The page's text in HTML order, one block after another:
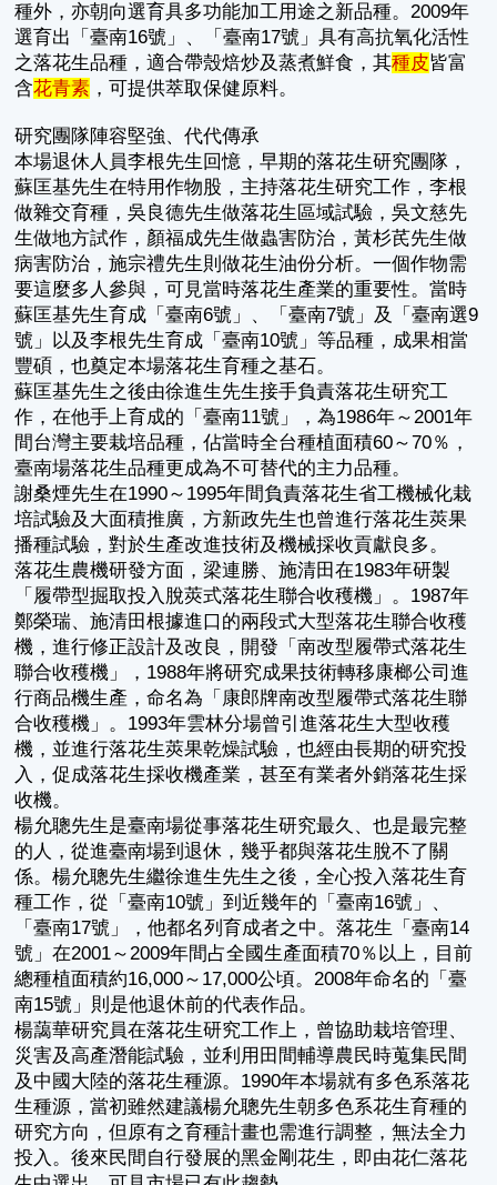
種外，亦朝向選育具多功能加工用途之新品種。2009年
選育出「臺南16號」、「臺南17號」具有高抗氧化活性
之落花生品種，適合帶殼焙炒及蒸煮鮮食，其種皮皆富
含花青素 ，可提供萃取保健原料。
研究團隊陣容堅強、代代傳承
本場退休人員李根先生回憶，早期的落花生研究團隊，
蘇匡基先生在特用作物股，主持落花生研究工作，李根
做雜交育種，吳良德先生做落花生區域試驗，吳文慈先
生做地方試作，顏福成先生做蟲害防治，黃杉芪先生做
病害防治，施宗禮先生則做花生油份分析。一個作物需
要這麼多人參與，可見當時落花生產業的重要性。當時
蘇匡基先生育成「臺南6號」、「臺南7號」及「臺南選9
號」以及李根先生育成「臺南10號」等品種，成果相當
豐碩，也奠定本場落花生育種之基石。
蘇匡基先生之後由徐進生先生接手負責落花生研究工
作，在他手上育成的「臺南11號」，為1986年～2001年
間台灣主要栽培品種，佔當時全台種植面積60～70％，
臺南場落花生品種更成為不可替代的主力品種。
謝桑煙先生在1990～1995年間負責落花生省工機械化栽
培試驗及大面積推廣，方新政先生也曾進行落花生莢果
播種試驗，對於生產改進技術及機械採收貢獻良多。
落花生農機研發方面，梁連勝、施清田在1983年研製
「履帶型掘取投入脫莢式落花生聯合收穫機」。1987年
鄭榮瑞、施清田根據進口的兩段式大型落花生聯合收穫
機，進行修正設計及改良，開發「南改型履帶式落花生
聯合收穫機」，1988年將研究成果技術轉移康榔公司進
行商品機生產，命名為「康郎牌南改型履帶式落花生聯
合收穫機」。1993年雲林分場曾引進落花生大型收穫
機，並進行落花生莢果乾燥試驗，也經由長期的研究投
入，促成落花生採收機產業，甚至有業者外銷落花生採
收機。
楊允聰先生是臺南場從事落花生研究最久、也是最完整
的人，從進臺南場到退休，幾乎都與落花生脫不了關
係。楊允聰先生繼徐進生先生之後，全心投入落花生育
種工作，從「臺南10號」到近幾年的「臺南16號」、
「臺南17號」，他都名列育成者之中。落花生「臺南14
號」在2001～2009年間占全國生產面積70％以上，目前
總種植面積約16,000～17,000公頃。2008年命名的「臺
南15號」則是他退休前的代表作品。
楊藹華研究員在落花生研究工作上，曾協助栽培管理、
災害及高產潛能試驗，並利用田間輔導農民時蒐集民間
及中國大陸的落花生種源。1990年本場就有多色系落花
生種源，當初雖然建議楊允聰先生朝多色系花生育種的
研究方向，但原有之育種計畫也需進行調整，無法全力
投入。後來民間自行發展的黑金剛花生，即由花仁落花